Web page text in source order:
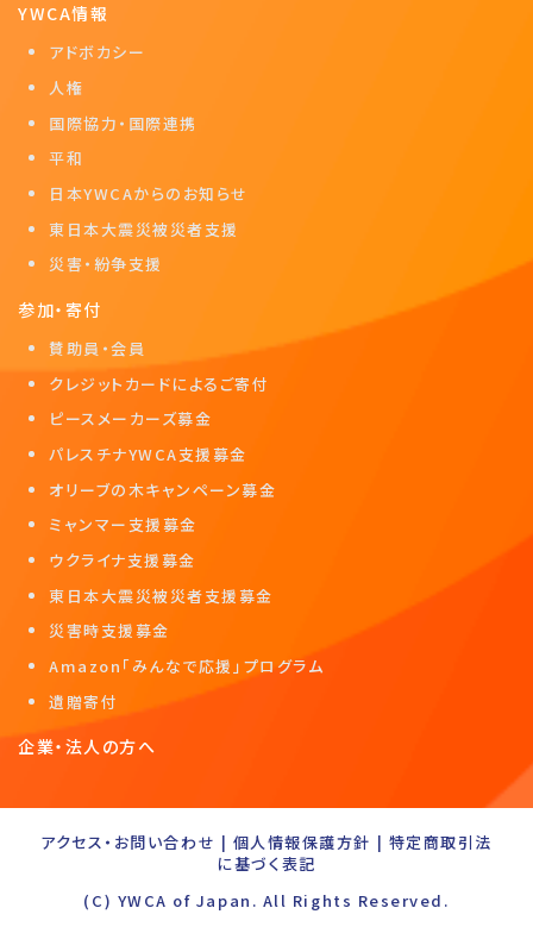
YWCA情報
アドボカシー
人権
国際協力・国際連携
平和
日本YWCAからのお知らせ
東日本大震災被災者支援
災害・紛争支援
参加・寄付
賛助員・会員
クレジットカードによるご寄付
ピースメーカーズ募金
パレスチナYWCA支援募金
オリーブの木キャンペーン募金
ミャンマー支援募金
ウクライナ支援募金
東日本大震災被災者支援募金
災害時支援募金
Amazon「みんなで応援」プログラム
遺贈寄付
企業・法人の方へ
アクセス・お問い合わせ | 個人情報保護方針 | 特定商取引法
に基づく表記
(C) YWCA of Japan. All Rights Reserved.